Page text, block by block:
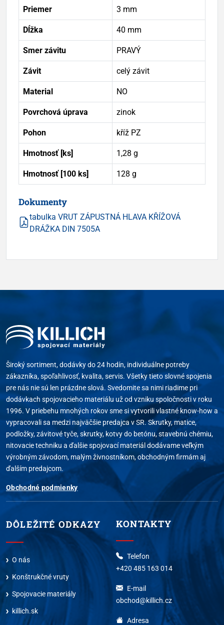
Priemer 3 mm
Dĺžka 40 mm
Smer závitu PRAVÝ
Závit celý závit
Material NO
Povrchová úprava zinok
Pohon kříž PZ
Hmotnosť [ks] 1,28 g
Hmotnosť [100 ks] 128 g
Dokumenty
tabulka VRUT ZÁPUSTNÁ HLAVA KŘÍŽOVÁ
DRÁŽKA DIN 7505A
Široký sortiment, dodávky do 24 hodín, individuálne potreby
zákazníka, spoľahlivosť, kvalita, servis. Všetky tieto slovné spojenia
pre nás nie sú len prázdne slová. Svedomite sa nimi riadime pri
dodávkach spojovacieho materiálu už od vzniku spoločnosti v roku
1996. V priebehu mnohých rokov sme si vytvorili vlastné know-how a
vypracovali sa medzi najväčšie predajca v SR. Skrutky, matice,
podložky, závitové tyče, skrutky, kotvy do betónu, stavebnú chémiu,
nitovacie techniku a ďalšie spojovací materiál dodávame veľkým
výrobným závodom, malým živnostníkom, obchodným firmám aj
ďalším predajcom.
Obchodné podmienky
DÔLEŽITÉ ODKAZY
O nás
Konštrukčné vruty
Spojovacie materiály
killich.sk
KONTAKTY
Telefon
+420 485 163 014
E-mail
obchod@killich.cz
Adresa